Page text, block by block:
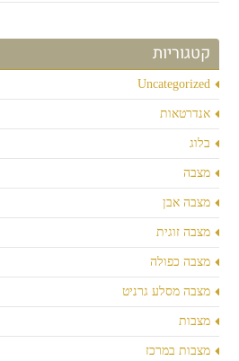
קטגוריות
Uncategorized
אנדרטאות
בלוג
מצבה
מצבה אבן
מצבה זוגית
מצבה כפולה
מצבה מסלע גרניט
מצבות
מצבות במרכז